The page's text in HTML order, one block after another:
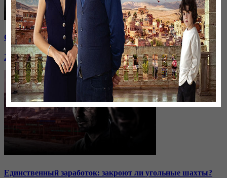
Саммит ОДКБ: под вопросом эффективность организации
24 ноября, 20:43
Единственный заработок: закроют ли угольные шахты?